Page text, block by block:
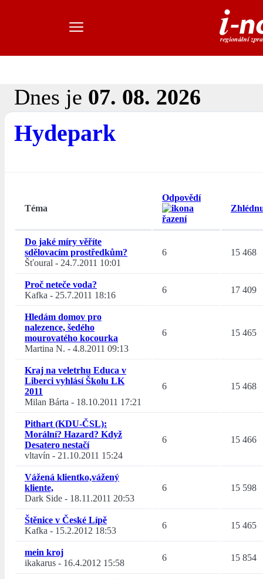
Dnes je 07. 08. 2026
Hydepark
Téma
Odpovědí
Do jaké míry věříte
sdělovacím prostředkům?
Šťoural - 24.7.2011 10:01
6 15 468
Proč neteče voda?
Kafka - 25.7.2011 18:16
6 17 409
Hledám domov pro
nalezence, šedého
mourovatého kocourka
Martina N. - 4.8.2011 09:13
6 15 465
Kraj na veletrhu Educa v
Liberci vyhlásí Školu LK
2011
Milan Bárta - 18.10.2011 17:21
6 15 468
Pithart (KDU-ČSL):
Morální? Hazard? Když
Desatero nestačí
vltavín - 21.10.2011 15:24
6 15 466
Vážená klientko,vážený
kliente,
Dark Side - 18.11.2011 20:53
6 15 598
Štěnice v České Lípě
Kafka - 15.2.2012 18:53
6 15 465
mein kroj
ikakarus - 16.4.2012 15:58
6 15 854